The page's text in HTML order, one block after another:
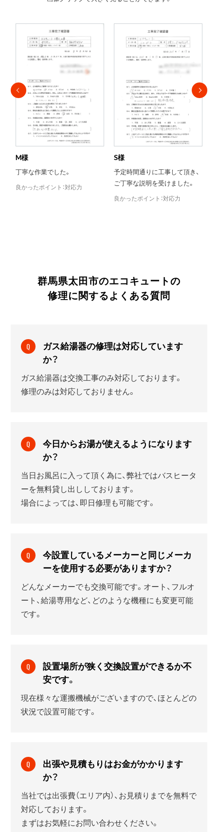
S様
予定時間通りに工事して頂き、
ご丁寧な説明を受けました。
T様
当日対応がとても助かりまし
た。
良かったポイント：評判
群馬県太田市のエコキュートの
修理に関するよくある質問
Q
ガス給湯器の修理は対応しています
か？
ガス給湯器は交換工事のみ対応しております。
修理のみは対応しておりません。
Q
今日からお湯が使えるようになります
か？
当日お風呂に入って頂く為に、弊社ではバスヒータ
ーを無料貸し出ししております。
場合によっては、即日修理も可能です。
Q
今設置しているメーカーと同じメーカ
ーを使用する必要がありますか？
どんなメーカーでも交換可能です。オート、フルオ
ート、給湯専用など、どのような機種にも変更可能
です。
Q
設置場所が狭く交換設置ができるか不
安です。
現在様々な運搬機械がございますので、ほとんどの
状況で設置可能です。
Q
出張や見積もりはお金がかかります
か？
当社では出張費（エリア内）、お見積りまでを無料で
対応しております。
まずはお気軽にお問い合わせください。